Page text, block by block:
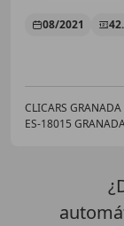
08/2021
CLICARS GRANADA
ES-18015